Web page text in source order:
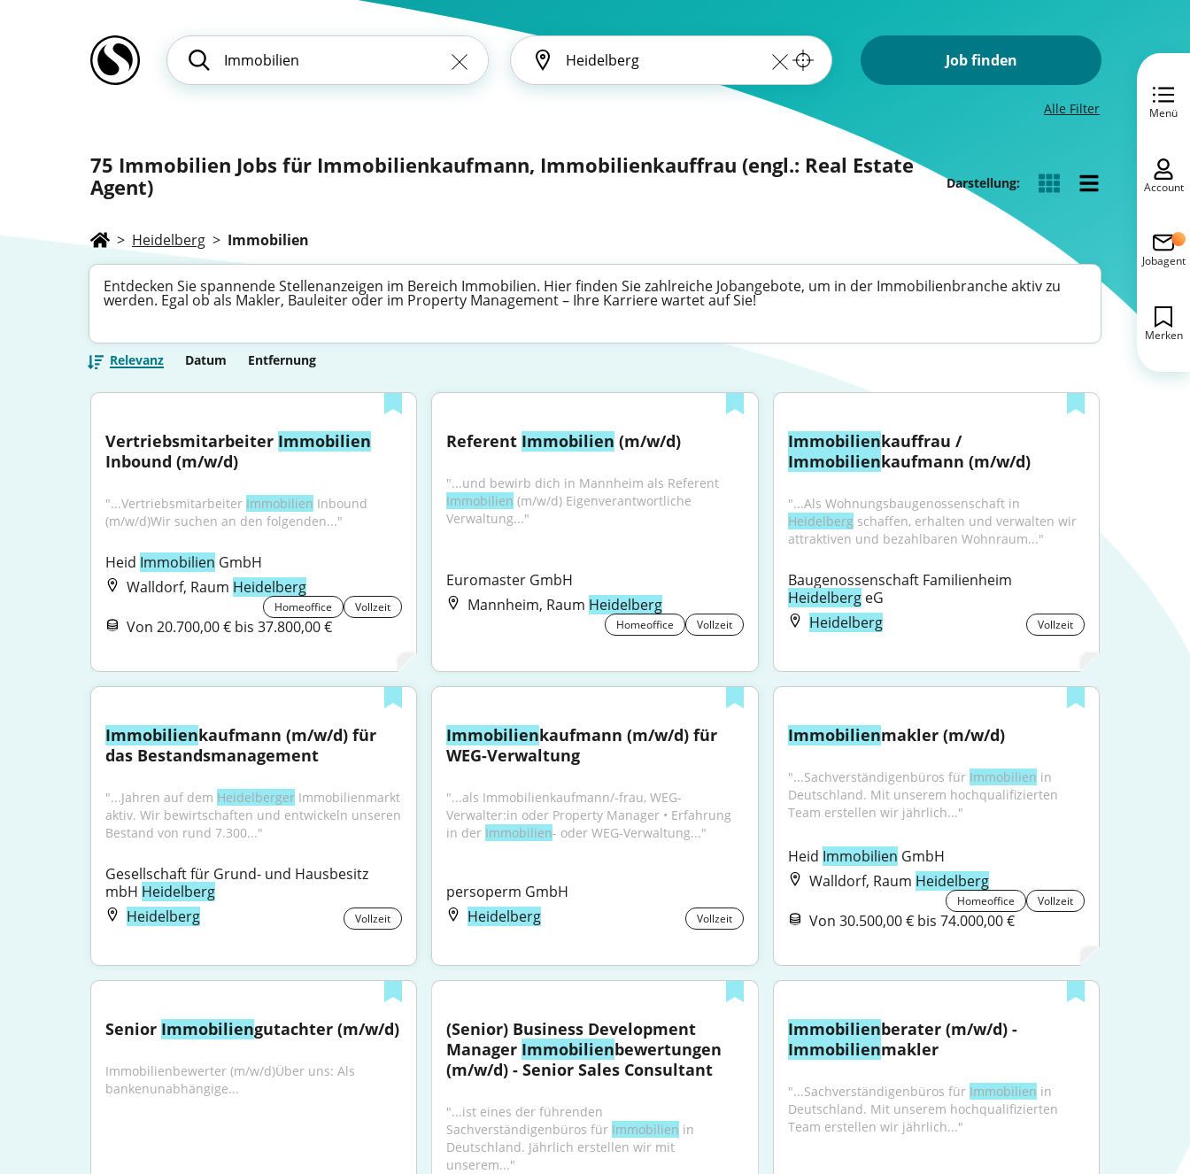
Job finden
Alle Filter
75 Immobilien Jobs für Immobilienkaufmann, Immobilienkauffrau (engl.: Real Estate
Agent)
Darstellung:
> Heidelberg > Immobilien
Entdecken Sie spannende Stellenanzeigen im Bereich Immobilien. Hier finden Sie zahlreiche Jobangebote, um in der Immobilienbranche aktiv zu
werden. Egal ob als Makler, Bauleiter oder im Property Management – Ihre Karriere wartet auf Sie!
Relevanz Datum Entfernung
Ver­triebs­mit­ar­bei­ter Immobilien
Inbound (m/w/d)
"...Vertriebsmitarbeiter Immobilien Inbound
(m/w/d)Wir suchen an den folgenden..."
Heid Immobilien GmbH
Walldorf, Raum Heidelberg
Homeoffice Vollzeit
Von 20.700,00 € bis 37.800,00 €
Referent Immobilien (m/w/d)
Immobilien (m/w/d) Eigenverantwortliche
Verwaltung..."
Euromaster GmbH
Mannheim, Raum Heidelberg
Homeoffice Vollzeit
Immobilien
kauffrau /
Immobilienkaufmann (m/w/d)
Heidelberg schaffen, erhalten und verwalten wir
attraktiven und bezahlbaren Wohnraum..."
Heidelberg eG
Heidelberg
Vollzeit
Immobilienkaufmann (m/w/d) für
das Bestandsmanagement
"...Jahren auf dem Heidelberger Immobilienmarkt
aktiv. Wir bewirtschaften und entwickeln unseren
Bestand von rund 7.300..."
Gesellschaft für Grund- und Hausbesitz
mbH Heidelberg
Heidelberg
Vollzeit
Immobilienkaufmann (m/w/d) für
WEG-Verwaltung
"...als Immobilienkaufmann/-frau, WEG-
Verwalter:in oder Property Manager • Erfahrung
in der Immobilien- oder WEG-Verwaltung..."
persoperm GmbH
Heidelberg
Vollzeit
Immobilienmakler (m/w/d)
"...Sachverständigenbüros für Immobilien in
Deutschland. Mit unserem hochqualifizierten
Team erstellen wir jährlich..."
Heid Immobilien GmbH
Walldorf, Raum Heidelberg
Homeoffice Vollzeit
Von 30.500,00 € bis 74.000,00 €
Senior Immobiliengutachter (m/w/d)
Immobilienbewerter (m/w/d)Über uns: Als
bankenunabhängige...
(Senior) Business Development
Manager Immobilienbewertungen
(m/w/d) - Senior Sales Consultant
"...ist eines der führenden
Sachverständigenbüros für Immobilien in
Deutschland. Jährlich erstellen wir mit
unserem..."
Immobilien
berater (m/w/d) -
Immobilienmakler
"...Sachverständigenbüros für Immobilien in
Deutschland. Mit unserem hochqualifizierten
Team erstellen wir jährlich..."
Menü
Account
Jobagent
Merken